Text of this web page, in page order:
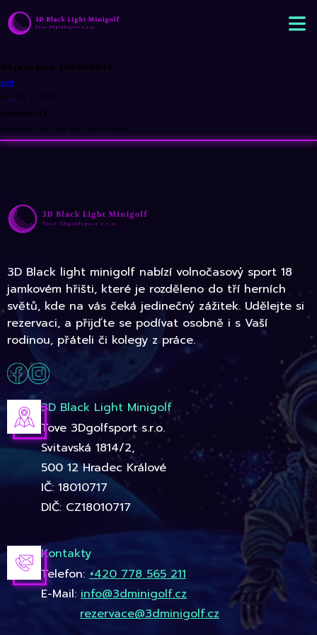
Objednávka 202600022
edit
By • 20. 1. 2026
comments
comments for this post are closed
3D Black light minigolf nabízí volnočasový sport 18
jamkovém hřišti, které je rozděleno do tří herních
světů, kde na vás čeká jedinečný zážitek. Udělejte si
rezervaci, a přijďte se podívat osobně i s Vaší
rodinou, přáteli či kolegy z práce.
3D Black Light Minigolf
Tove 3Dgolfsport s.r.o.
Svitavská 1814/2,
500 12 Hradec Králové
IČ: 18010717
DIČ: CZ18010717
Kontakty
Telefon: +420 778 565 211
E-Mail: info@3dminigolf.cz
rezervace@3dminigolf.cz